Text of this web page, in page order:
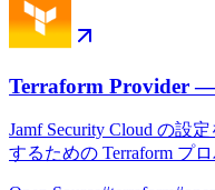
Terraform Provider
Jamf Security Cloud の設
するための Terraform プ